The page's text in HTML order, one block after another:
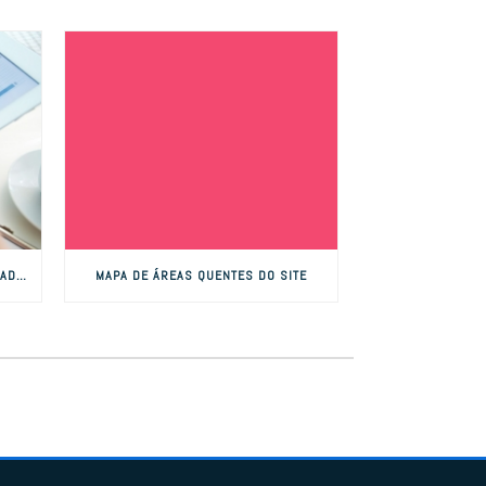
CONCORRÊNCIA EM LINKS PATROCINADOS MAPA DE ÁREAS QUENTES DO SITE